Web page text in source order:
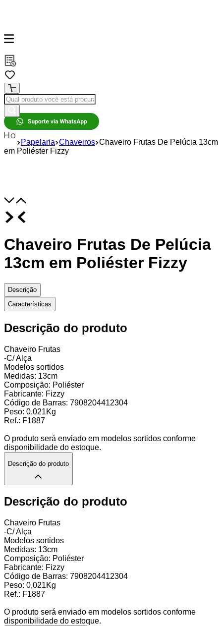
Papelaria Chaveiros Chaveiro Frutas De Pelúcia 13cm
em Poliéster Fizzy
Chaveiro Frutas De Pelúcia
13cm em Poliéster Fizzy
Descrição
Características
Descrição do produto
Chaveiro Frutas
-C/ Alça
Modelos sortidos
Medidas: 13cm
Composição: Poliéster
Fabricante: Fizzy
Código de Barras: 7908204412304
Peso: 0,021Kg
Ref.: F1887
O produto será enviado em modelos sortidos conforme
disponibilidade do estoque.
Descrição do produto
Descrição do produto
Chaveiro Frutas
-C/ Alça
Modelos sortidos
Medidas: 13cm
Composição: Poliéster
Fabricante: Fizzy
Código de Barras: 7908204412304
Peso: 0,021Kg
Ref.: F1887
O produto será enviado em modelos sortidos conforme
disponibilidade do estoque.